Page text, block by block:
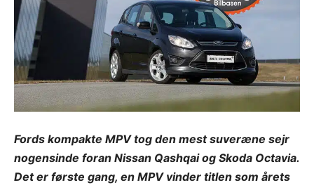
Fords kompakte MPV tog den mest suveræne sejr
nogensinde foran Nissan Qashqai og Skoda Octavia.
Det er første gang, en MPV vinder titlen som årets